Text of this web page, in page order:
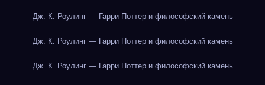
Дж. К. Роулинг — Гарри Поттер и философский камень
Дж. К. Роулинг — Гарри Поттер и философский камень
Дж. К. Роулинг — Гарри Поттер и философский камень